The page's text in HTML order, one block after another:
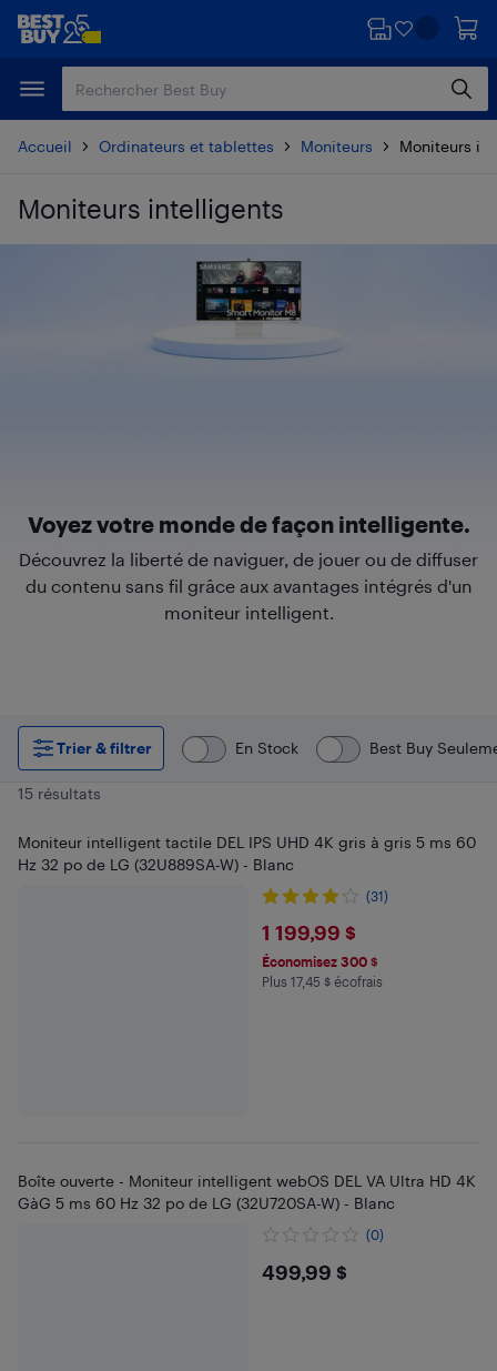
Passer
principal
Passer
Accueil Ordinateurs et tablettes Moniteurs Moniteurs
Moniteurs intelligents
Voyez votre monde de façon intelligente.
Découvrez la liberté de naviguer, de jouer ou de diffuser
du contenu sans fil grâce aux avantages intégrés d'un
moniteur intelligent.
Trier & filtrer En Stock Best Buy
15 résultats
Moniteur intelligent tactile DEL IPS UHD 4K gris à gris 5 ms 60
Hz 32 po de LG (32U889SA-W) - Blanc
(31)
$1199.99
1 199,99 $
Économisez 300 $
Plus 17.45 $ en écofrais
Plus 17,45 $ écofrais
Boîte ouverte - Moniteur intelligent webOS DEL VA Ultra HD 4K
GàG 5 ms 60 Hz 32 po de LG (32U720SA-W) - Blanc
(0)
$499.99
499,99 $